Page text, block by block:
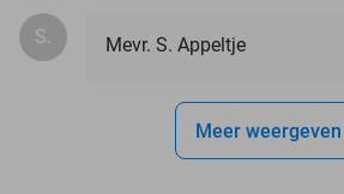
S. Mevr. S. Appeltje
Meer weergeven